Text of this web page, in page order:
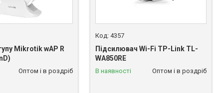
Mikrotik wAP R
Оптом і в роздріб
4357
Підсилювач Wi-Fi TP-Link TL-
WA850RE
В наявності Оптом і в роздріб